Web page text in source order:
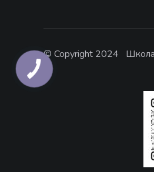
© Copyright 2024